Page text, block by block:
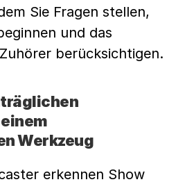
Sie Fragen stellen,
und das
berücksichtigen.
Werkzeug
erkennen Show